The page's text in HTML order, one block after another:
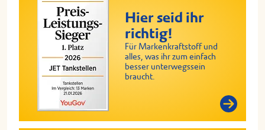
Hier seid ihr
richtig!
Für Markenkraftstoff und
alles, was ihr zum einfach
besser unterwegssein
braucht.